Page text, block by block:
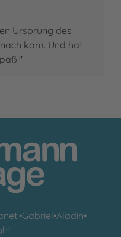
Ursprung des
kam. Und hat
•Gabriel•Aladin•